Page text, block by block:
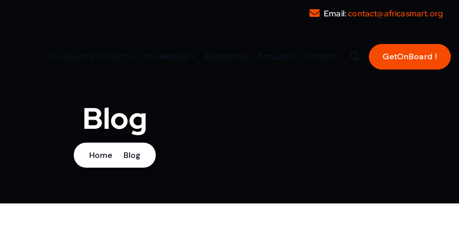
Email: contact@africasmart.org
Groupe Africa Smart Nos Métiers Références Actualités Contact
Blog
Home Blog